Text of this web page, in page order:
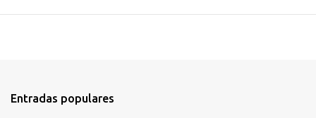
Entradas populares